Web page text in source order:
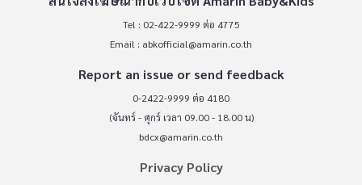
Tel : 02-422-9999 ต่อ 4775
Email : abkofficial@amarin.co.th
Report an issue or send feedback
0-2422-9999 ต่อ 4180
(จันทร์ - ศุกร์ เวลา 09.00 - 18.00 น)
bdcx@amarin.co.th
Privacy Policy